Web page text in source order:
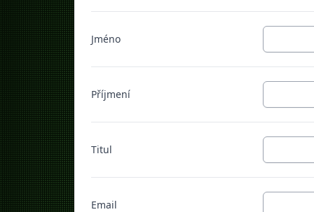
Jméno
Příjmení
Titul
Email